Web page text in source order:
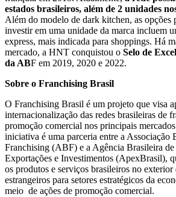
estados brasileiros, além de 2 unidades
Além do modelo de dark kitchen, as opções
investir em uma unidade da marca incluem
express, mais indicada para shoppings. Há
mercado, a HNT conquistou o Selo de
da ABF em 2019, 2020 e 2022.
Sobre o Franchising Brasil
O Franchising Brasil é um projeto que visa
internacionalização das redes brasileiras de
promoção comercial nos principais
iniciativa é uma parceria entre a Associação
Franchising (ABF) e a Agência Brasileira de
Exportações e Investimentos (ApexBrasil),
os produtos e serviços brasileiros no
estrangeiros para setores estratégicos da
meio de ações de promoção comercial.